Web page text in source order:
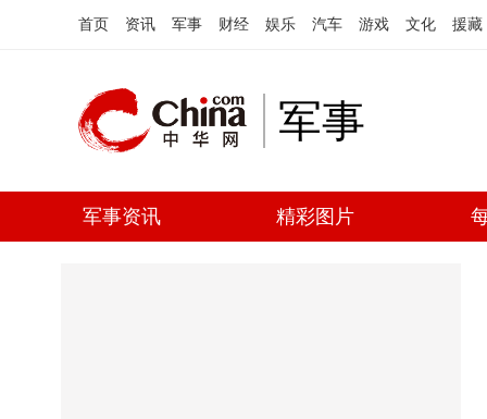
首页 资讯 军事 财经 娱乐 汽车 游戏 文化 援藏
军事
军事资讯 精彩图片